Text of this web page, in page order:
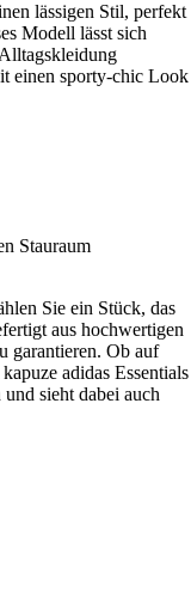
lässigen Stil, perfekt
Modell lässt sich
einen sporty-chic Look
Stauraum
Sie ein Stück, das
aus hochwertigen
garantieren. Ob auf
adidas Essentials
sieht dabei auch